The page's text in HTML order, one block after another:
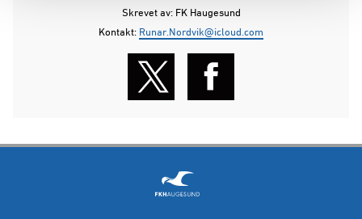
Skrevet av: FK Haugesund
Kontakt: Runar.Nordvik@icloud.com